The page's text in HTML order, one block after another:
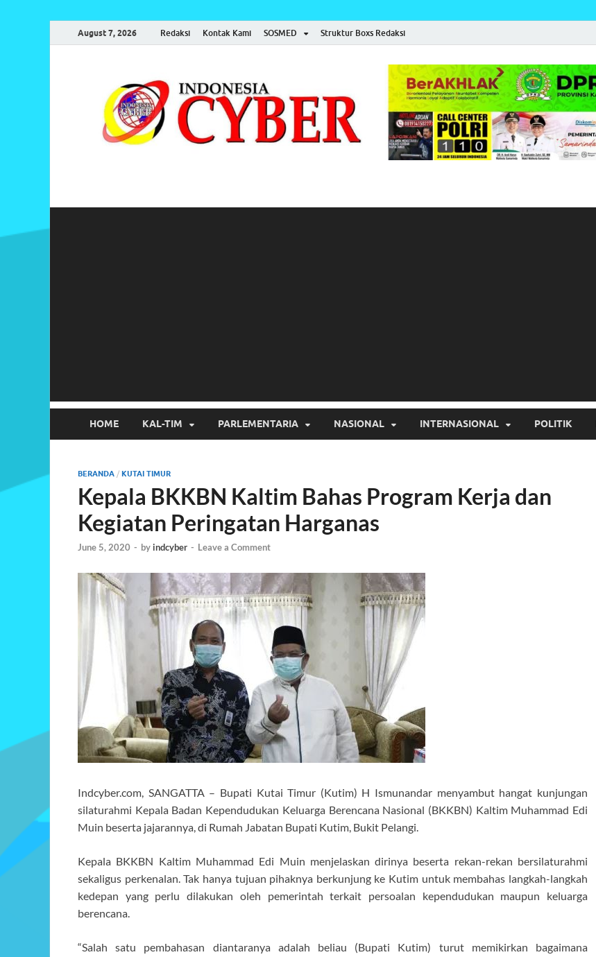
August 7, 2026 Redaksi Kontak Kami SOSMED Struktur Boxs Redaksi
HOME KAL-TIM PARLEMENTARIA NASIONAL INTERNASIONAL POLITIK
BERANDA / KUTAI TIMUR
Kepala BKKBN Kaltim Bahas Program Kerja dan
Kegiatan Peringatan Harganas
June 5, 2020 - by indcyber - Leave a Comment
Indcyber.com, SANGATTA – Bupati Kutai Timur (Kutim) H Ismunandar menyambut hangat kunjungan
silaturahmi Kepala Badan Kependudukan Keluarga Berencana Nasional (BKKBN) Kaltim Muhammad Edi
Muin beserta jajarannya, di Rumah Jabatan Bupati Kutim, Bukit Pelangi.
Kepala BKKBN Kaltim Muhammad Edi Muin menjelaskan dirinya beserta rekan-rekan bersilaturahmi
sekaligus perkenalan. Tak hanya tujuan pihaknya berkunjung ke Kutim untuk membahas langkah-langkah
kedepan yang perlu dilakukan oleh pemerintah terkait persoalan kependudukan maupun keluarga
berencana.
“Salah satu pembahasan diantaranya adalah beliau (Bupati Kutim) turut memikirkan bagaimana